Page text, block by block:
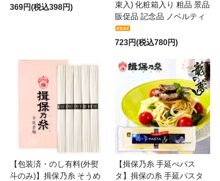
369円(税込398円)
束入) 化粧箱入り 粗品 景品
販促品 記念品 ノベルティ
723円(税込780円)
【包装済・のし有料(外熨
斗のみ)】揖保乃糸 そうめ
【揖保乃糸 手延べパス
タ】揖保の糸 手延パスタ